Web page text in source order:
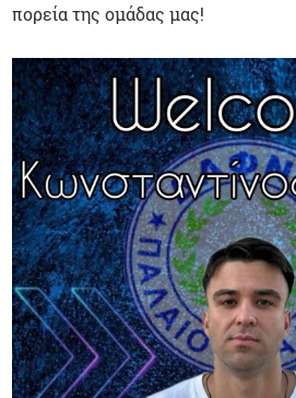
πορεία της ομάδας μας!